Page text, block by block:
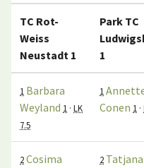
TC Rot-
Weiss
Neustadt 1
Park TC
1
1 Barbara
Weyland 1 · LK
7.5
1
Conen 1 ·
2Cosima
2 Tatjana